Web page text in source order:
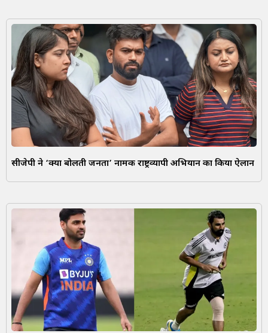
सीजेपी ने ‘क्या बोलती जनता’ नामक राष्ट्रव्यापी अभियान का किया ऐलान